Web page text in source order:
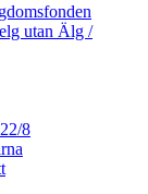
utan Älg /
8